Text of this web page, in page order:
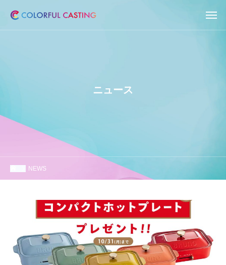
ニュース
NEWS